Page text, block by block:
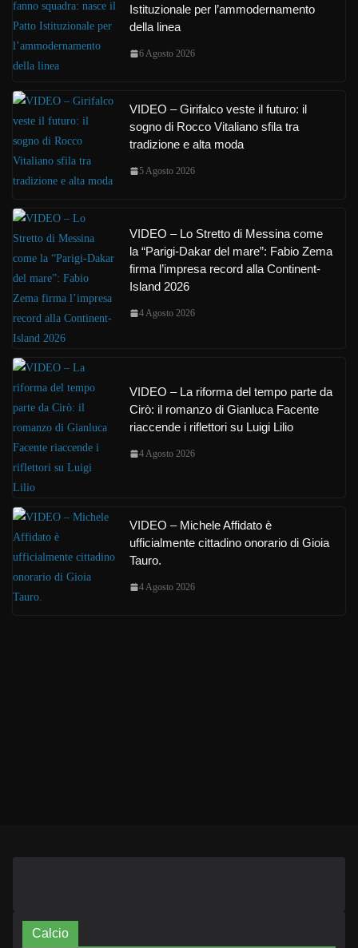
Istituzionale per l’ammodernamento
della linea
6 Agosto 2026
VIDEO – Girifalco veste il futuro: il
sogno di Rocco Vitaliano sfila tra
tradizione e alta moda
5 Agosto 2026
VIDEO – Lo Stretto di Messina come
la “Parigi-Dakar del mare”: Fabio Zema
firma l’impresa record alla Continent-
Island 2026
4 Agosto 2026
VIDEO – La riforma del tempo parte da
Cirò: il romanzo di Gianluca Facente
riaccende i riflettori su Luigi Lilio
4 Agosto 2026
VIDEO – Michele Affidato è
ufficialmente cittadino onorario di Gioia
Tauro.
4 Agosto 2026
Calcio